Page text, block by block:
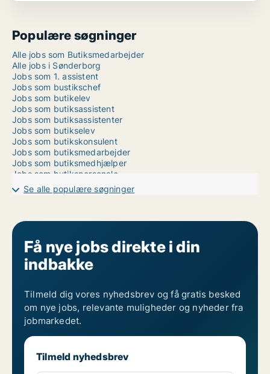
Populære søgninger
Alle jobs som Butiksmedarbejder
Alle jobs i Sønderborg
Jobs som 1. assistent
Jobs som bustikschef
Jobs som butikelev
Jobs som butiksassistent
Jobs som butiksassistenter
Jobs som butikselev
Jobs som butikskonsulent
Jobs som butiksmedarbejder
Jobs som butiksmedhjælper
Jobs som butikspersonale
Jobs som delikatesseassistent
Jobs som detail
Jobs som ekspedient
Jobs som elever til butikker
Jobs som flaskemedarbejder
Jobs som isenkræmmer
Jobs som juleassistance
Jobs som kasseassistent
Jobs som kassemedarbejder
Jobs som nonfood
Jobs som retail specialist
Jobs som retailer
Jobs som salgassistent
Jobs som salgsassistent
Se alle populære søgninger
Få nye jobs direkte i din
indbakke
Tilmeld dig vores nyhedsbrev og få gratis besked
om nye jobs, relevante muligheder og nyheder fra
jobmarkedet.
Tilmeld nyhedsbrev